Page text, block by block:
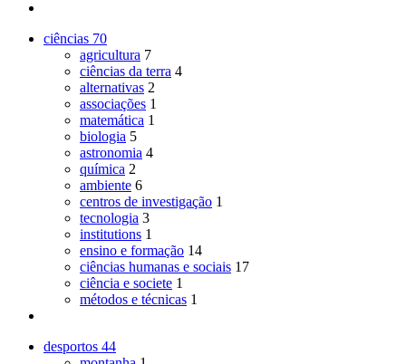
ciências 70
agricultura 7
ciências da terra 4
alternativas 2
associações 1
matemática 1
biologia 5
astronomia 4
química 2
ambiente 6
centros de investigação 1
tecnologia 3
institutions 1
ensino e formação 14
ciências humanas e sociais 17
ciência e societe 1
métodos e técnicas 1
desportos 44